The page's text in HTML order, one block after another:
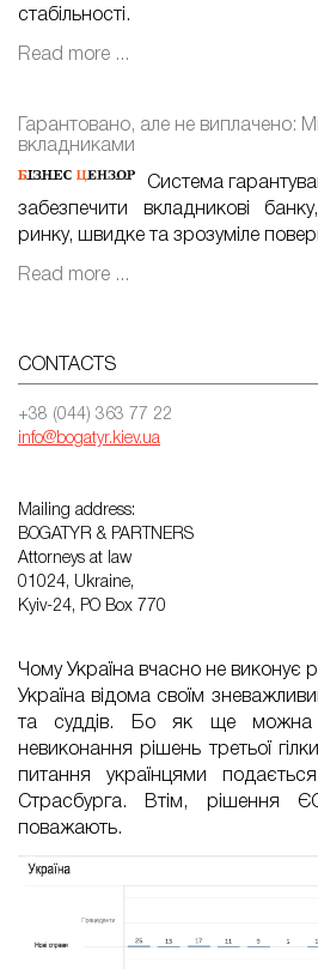
стабільності.
Read more ...
Гарантовано, але не виплачено:
вкладниками
Система
забезпечити вкладникові
ринку, швидке та зрозуміле
Read more ...
CONTACTS
+38 (044) 363 77 22
info@bogatyr.kiev.ua
Mailing address:
BOGATYR & PARTNERS
Attorneys at law
01024, Ukraine,
Kyiv-24, PO Box 770
Чому Україна вчасно не виконує
Україна відома своїм
та суддів. Бо як ще можна
невиконання рішень третьої
питання українцями
Страсбурга. Втім,
поважають.